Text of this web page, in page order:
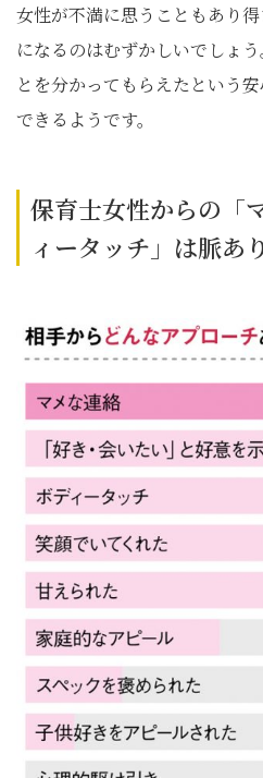
女性が不満に思うこともあり
になるのはむずかしいでしょ
とを分かってもらえたという
できるようです。
保育士女性からの「
ィータッチ」は脈あ